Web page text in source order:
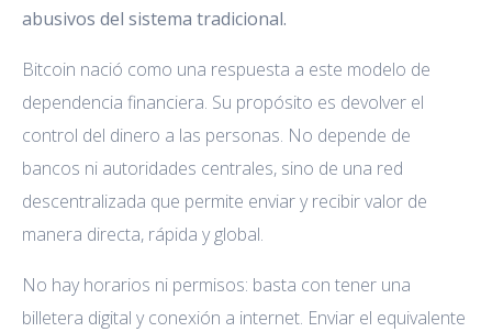
abusivos del sistema tradicional.
Bitcoin nació como una respuesta a este modelo de
dependencia financiera. Su propósito es devolver el
control del dinero a las personas. No depende de
bancos ni autoridades centrales, sino de una red
descentralizada que permite enviar y recibir valor de
manera directa, rápida y global.
No hay horarios ni permisos: basta con tener una
billetera digital y conexión a internet. Enviar el equivalente